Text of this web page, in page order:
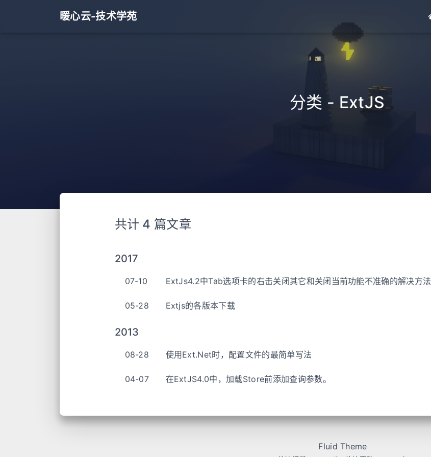
暖心云-技术学苑
分类 - ExtJS_
共计 4 篇文章
2017
07-10 ExtJs4.2中Tab选项卡的右击关闭其它和关闭当前功能不准确的解决方法
05-28 Extjs的各版本下载
2013
08-28 使用Ext.Net时，配置文件的最简单写法
04-07 在ExtJS4.0中，加载Store前添加查询参数。
Fluid Theme